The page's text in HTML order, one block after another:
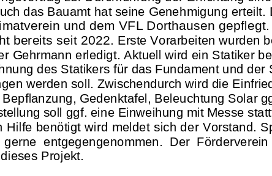
das Bauamt hat seine Genehmigung erteilt.
und dem VFL Dorthausen gepflegt.
bereits seit 2022 Erste Vorarbeiten wurden
Gehrmann erledigt. Aktuell wird ein Statiker
ung des Statikers für das Fundament und der
werden soll. Zwischendurch wird die
lanzung Gedenktafel , Beleuchtung Solar
soll ggf. eine Einweihung mit Messe
Hilfe benötigt wird meldet sich der Vorstand .
erne entgegengenommen . Der Förderverein
Projekt.